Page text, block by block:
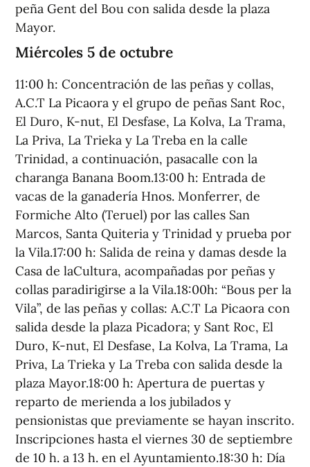
peña Gent del Bou con salida desde la plaza
Mayor.
Miércoles 5 de octubre
11:00 h: Concentración de las peñas y collas,
A.C.T La Picaora y el grupo de peñas Sant Roc,
El Duro, K-nut, El Desfase, La Kolva, La Trama,
La Priva, La Trieka y La Treba en la calle
Trinidad, a continuación, pasacalle con la
charanga Banana Boom.13:00 h: Entrada de
vacas de la ganadería Hnos. Monferrer, de
Formiche Alto (Teruel) por las calles San
Marcos, Santa Quiteria y Trinidad y prueba por
la Vila.17:00 h: Salida de reina y damas desde la
Casa de laCultura, acompañadas por peñas y
collas paradirigirse a la Vila.18:00h: “Bous per la
Vila”, de las peñas y collas: A.C.T La Picaora con
salida desde la plaza Picadora; y Sant Roc, El
Duro, K-nut, El Desfase, La Kolva, La Trama, La
Priva, La Trieka y La Treba con salida desde la
plaza Mayor.18:00 h: Apertura de puertas y
reparto de merienda a los jubilados y
pensionistas que previamente se hayan inscrito.
Inscripciones hasta el viernes 30 de septiembre
de 10 h. a 13 h. en el Ayuntamiento.18:30 h: Día